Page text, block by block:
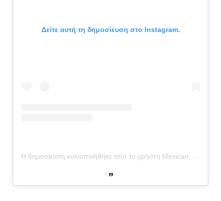
Δείτε αυτή τη δημοσίευση στο Instagram.